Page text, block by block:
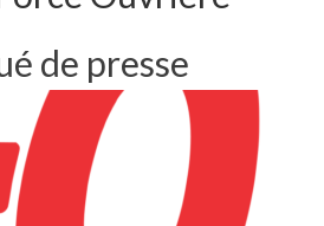
de presse